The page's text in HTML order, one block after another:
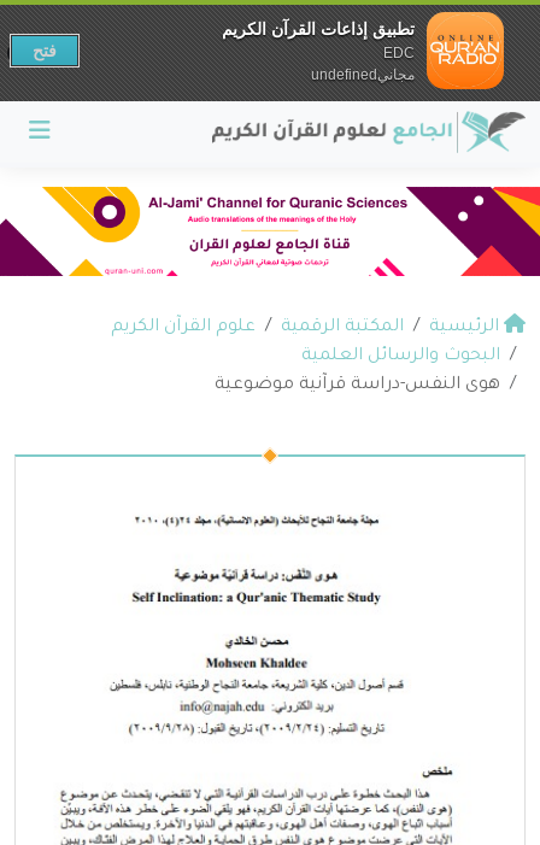
الرئيسية المكتبة الرقمية
علوم القرآن الكريم
البحوث والرسائل العلمية
هوى النفس-دراسة قرآنية موضوعية
تطبيق إذاعات القرآن الكريم
EDC
مجانيundefined
فتح